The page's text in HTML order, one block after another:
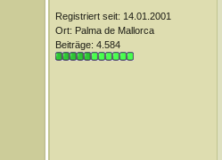
Registriert seit: 14.01.2001
Ort: Palma de Mallorca
Beiträge: 4.584